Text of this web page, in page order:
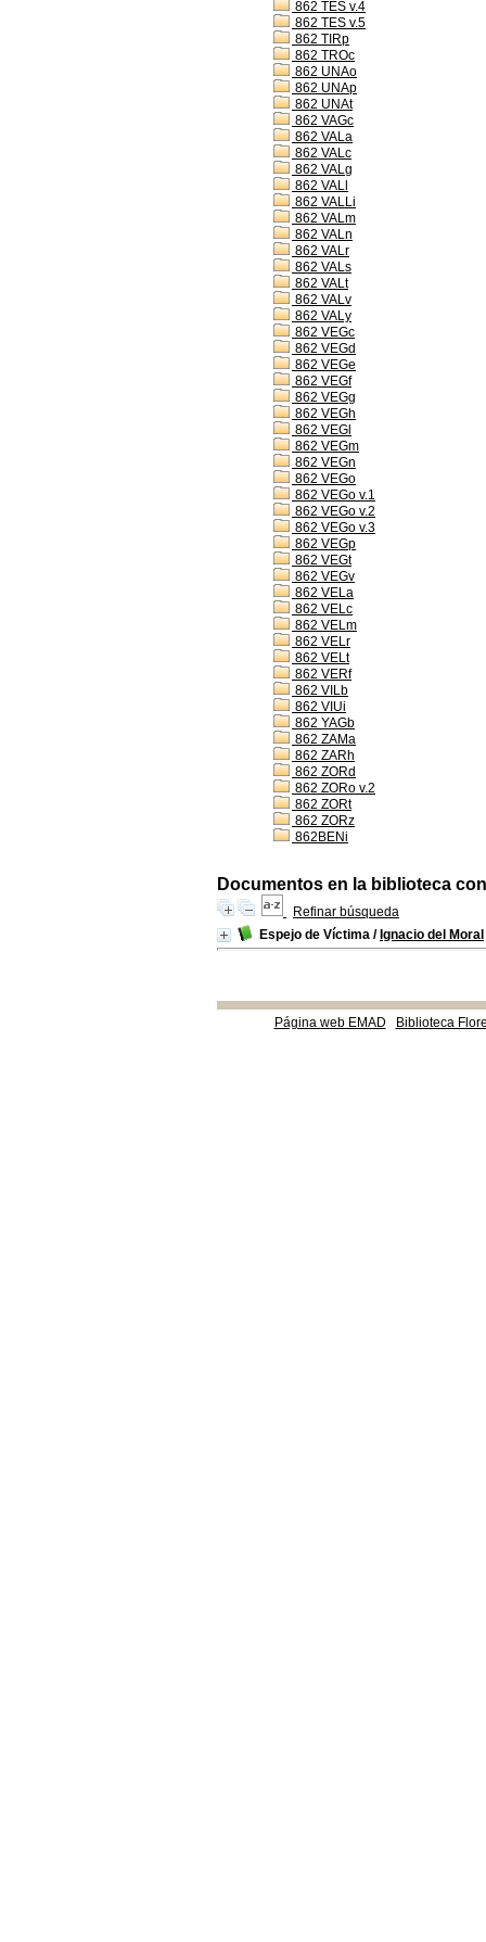
862 TES v.4
862 TES v.5
862 TIRp
862 TROc
862 UNAo
862 UNAp
862 UNAt
862 VAGc
862 VALa
862 VALc
862 VALg
862 VALl
862 VALLi
862 VALm
862 VALn
862 VALr
862 VALs
862 VALt
862 VALv
862 VALy
862 VEGc
862 VEGd
862 VEGe
862 VEGf
862 VEGg
862 VEGh
862 VEGl
862 VEGm
862 VEGn
862 VEGo
862 VEGo v.1
862 VEGo v.2
862 VEGo v.3
862 VEGp
862 VEGt
862 VEGv
862 VELa
862 VELc
862 VELm
862 VELr
862 VELt
862 VERf
862 VILb
862 VIUi
862 YAGb
862 ZAMa
862 ZARh
862 ZORd
862 ZORo v.2
862 ZORt
862 ZORz
862BENi
Documentos en la biblioteca
Refinar búsqueda
Espejo de Víctima / Ignacio del Moral
Página web EMAD Biblioteca